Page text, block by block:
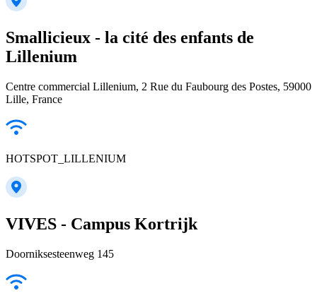
Smallicieux - la cité des enfants de
Lillenium
Centre commercial Lillenium, 2 Rue du Faubourg des Postes, 59000
Lille, France
HOTSPOT_LILLENIUM
VIVES - Campus Kortrijk
Doorniksesteenweg 145